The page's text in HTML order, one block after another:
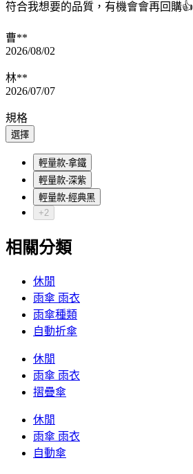
符合我想要的品質，有機會會再回購👍
曹**
2026/08/02
林**
2026/07/07
規格
選擇
輕量款-拿鐵
輕量款-深紫
輕量款-經典黑
+2
相關分類
休閒
雨傘 雨衣
雨傘種類
自動折傘
休閒
雨傘 雨衣
摺疊傘
休閒
雨傘 雨衣
自動傘